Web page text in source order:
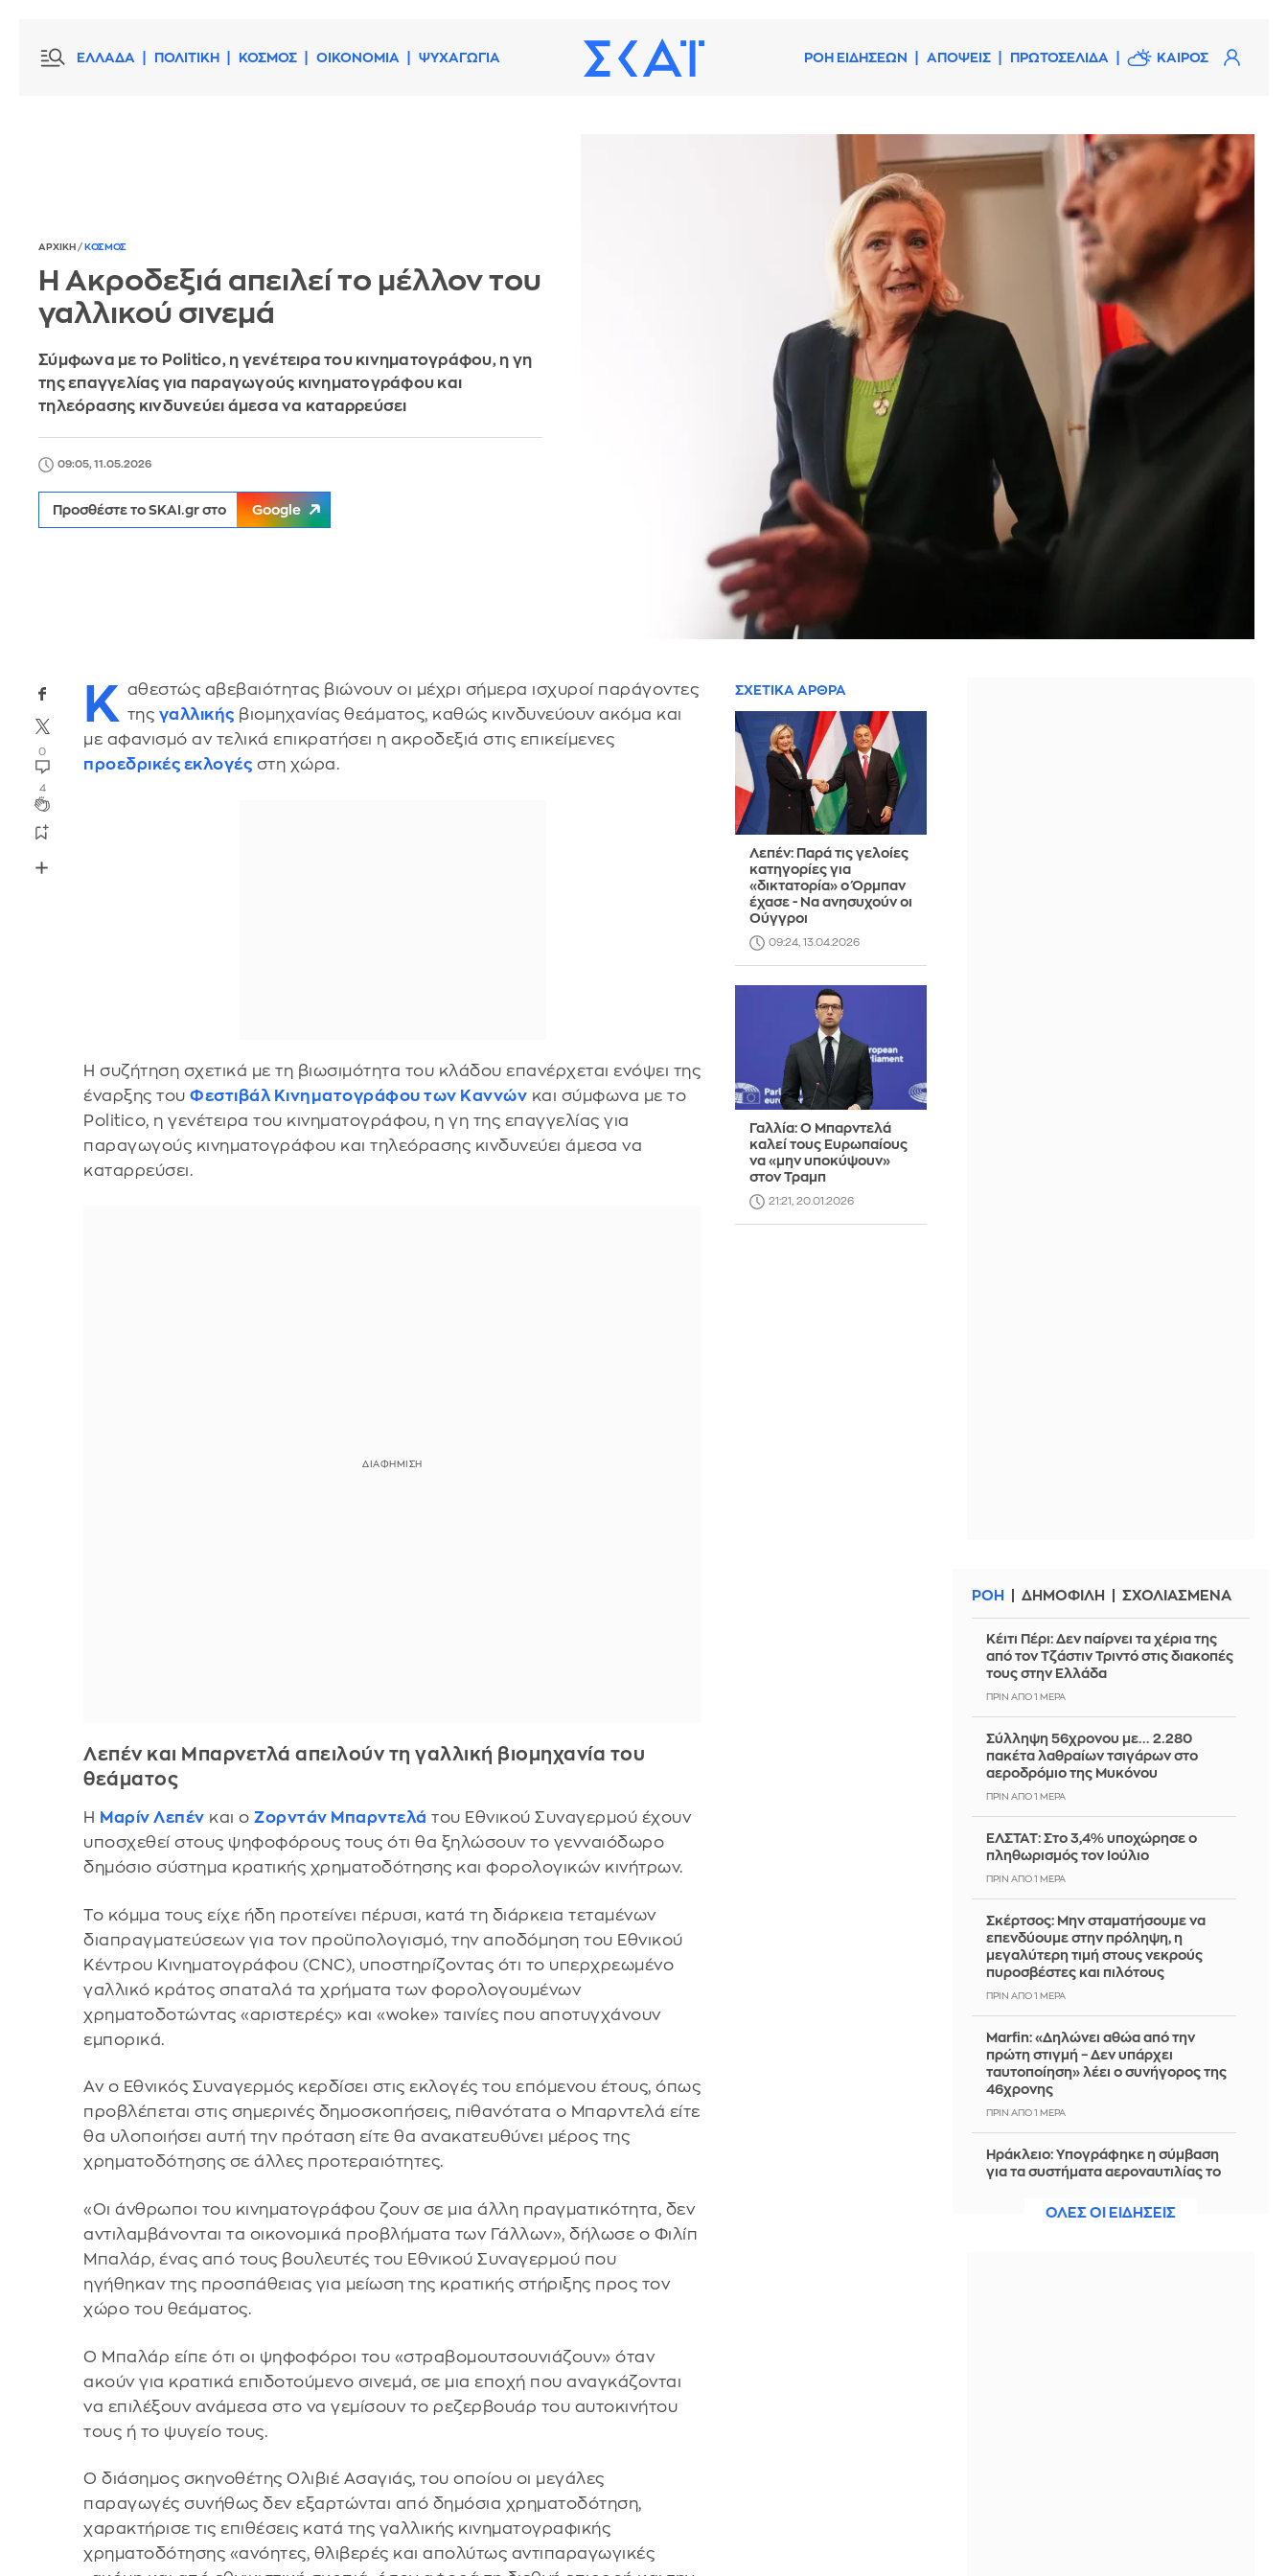
ΕΛΛΑΔΑ ΠΟΛΙΤΙΚΗ ΚΟΣΜΟΣ ΟΙΚΟΝΟΜΙΑ ΨΥΧΑΓΩΓΙΑ ΡΟΗ ΕΙΔΗΣΕΩΝ ΑΠΟΨΕΙΣ ΠΡΩΤΟΣΕΛΙΔΑ ΚΑΙΡΟΣ
ΑΡΧΙΚΗ / ΚΟΣΜΟΣ
Η Ακροδεξιά απειλεί το μέλλον του
γαλλικού σινεμά
Σύμφωνα με το Politico, η γενέτειρα του κινηματογράφου, η γη
της επαγγελίας για παραγωγούς κινηματογράφου και
τηλεόρασης κινδυνεύει άμεσα να καταρρεύσει
09:05, 11.05.2026
Προσθέστε το SKAI.gr στο Google
0
4
Κ αθεστώς αβεβαιότητας βιώνουν οι μέχρι σήμερα ισχυροί παράγοντες
της γαλλικής βιομηχανίας θεάματος, καθώς κινδυνεύουν ακόμα και
με αφανισμό αν τελικά επικρατήσει η ακροδεξιά στις επικείμενες
προεδρικές εκλογές στη χώρα.
Η συζήτηση σχετικά με τη βιωσιμότητα του κλάδου επανέρχεται ενόψει της
έναρξης τουΦεστιβάλ Κινηματογράφου των Καννών και σύμφωνα με το
Politico, η γενέτειρα του κινηματογράφου, η γη της επαγγελίας για
παραγωγούς κινηματογράφου και τηλεόρασης κινδυνεύει άμεσα να
καταρρεύσει.
Λεπέν και Μπαρνετλά απειλούν τη γαλλική βιομηχανία του
θεάματος
Η Μαρίν Λεπέν και οΖορντάν Μπαρντελά του Εθνικού Συναγερμού έχουν
υποσχεθεί στους ψηφοφόρους τους ότι θα ξηλώσουν το γενναιόδωρο
δημόσιο σύστημα κρατικής χρηματοδότησης και φορολογικών κινήτρων.
Το κόμμα τους είχε ήδη προτείνει πέρυσι, κατά τη διάρκεια τεταμένων
διαπραγματεύσεων για τον προϋπολογισμό, την αποδόμηση του Εθνικού
Κέντρου Κινηματογράφου (CNC), υποστηρίζοντας ότι το υπερχρεωμένο
γαλλικό κράτος σπαταλά τα χρήματα των φορολογουμένων
χρηματοδοτώντας «αριστερές» και «woke» ταινίες που αποτυγχάνουν
εμπορικά.
Αν ο Εθνικός Συναγερμός κερδίσει στις εκλογές του επόμενου έτους, όπως
προβλέπεται στις σημερινές δημοσκοπήσεις, πιθανότατα ο Μπαρντελά είτε
θα υλοποιήσει αυτή την πρόταση είτε θα ανακατευθύνει μέρος της
χρηματοδότησης σε άλλες προτεραιότητες.
«Οι άνθρωποι του κινηματογράφου ζουν σε μια άλλη πραγματικότητα, δεν
αντιλαμβάνονται τα οικονομικά προβλήματα των Γάλλων», δήλωσε ο Φιλίπ
Μπαλάρ, ένας από τους βουλευτές του Εθνικού Συναγερμού που
ηγήθηκαν της προσπάθειας για μείωση της κρατικής στήριξης προς τον
χώρο του θεάματος.
Ο Μπαλάρ είπε ότι οι ψηφοφόροι του «στραβομουτσουνιάζουν» όταν
ακούν για κρατικά επιδοτούμενο σινεμά, σε μια εποχή που αναγκάζονται
να επιλέξουν ανάμεσα στο να γεμίσουν το ρεζερβουάρ του αυτοκινήτου
τους ή το ψυγείο τους.
Ο διάσημος σκηνοθέτης Ολιβιέ Ασαγιάς, του οποίου οι μεγάλες
παραγωγές συνήθως δεν εξαρτώνται από δημόσια χρηματοδότηση,
χαρακτήρισε τις επιθέσεις κατά της γαλλικής κινηματογραφικής
χρηματοδότησης «ανόητες, θλιβερές και απολύτως αντιπαραγωγικές
ΣΧΕΤΙΚΑ ΑΡΘΡΑ
Λεπέν: Παρά τις γελοίες
κατηγορίες για
«δικτατορία» ο Όρμπαν
έχασε - Να ανησυχούν οι
Ούγγροι
09:24, 13.04.2026
Γαλλία: Ο Μπαρντελά
καλεί τους Ευρωπαίους
να «μην υποκύψουν»
στον Τραμπ
21:21, 20.01.2026
ΡΟΗ ΔΗΜΟΦΙΛΗ ΣΧΟΛΙΑΣΜΕΝΑ
Κέιτι Πέρι: Δεν παίρνει τα χέρια της
από τον Τζάστιν Τριντό στις διακοπές
τους στην Ελλάδα
ΠΡΙΝ ΑΠΌ 1 ΜΈΡΑ
Σύλληψη 56χρονου με... 2.280
πακέτα λαθραίων τσιγάρων στο
αεροδρόμιο της Μυκόνου
ΠΡΙΝ ΑΠΌ 1 ΜΈΡΑ
ΕΛΣΤΑΤ: Στο 3,4% υποχώρησε ο
πληθωρισμός τον Ιούλιο
ΠΡΙΝ ΑΠΌ 1 ΜΈΡΑ
Σκέρτσος: Μην σταματήσουμε να
επενδύουμε στην πρόληψη, η
μεγαλύτερη τιμή στους νεκρούς
πυροσβέστες και πιλότους
ΠΡΙΝ ΑΠΌ 1 ΜΈΡΑ
Marfin: «Δηλώνει αθώα από την
πρώτη στιγμή – Δεν υπάρχει
ταυτοποίηση» λέει ο συνήγορος της
46χρονης
ΠΡΙΝ ΑΠΌ 1 ΜΈΡΑ
Ηράκλειο: Υπογράφηκε η σύμβαση
για τα συστήματα αεροναυτιλίας το
ΑεροδρόμιοΟΛΕΣ ΟΙ ΕΙΔΗΣΕΙΣ